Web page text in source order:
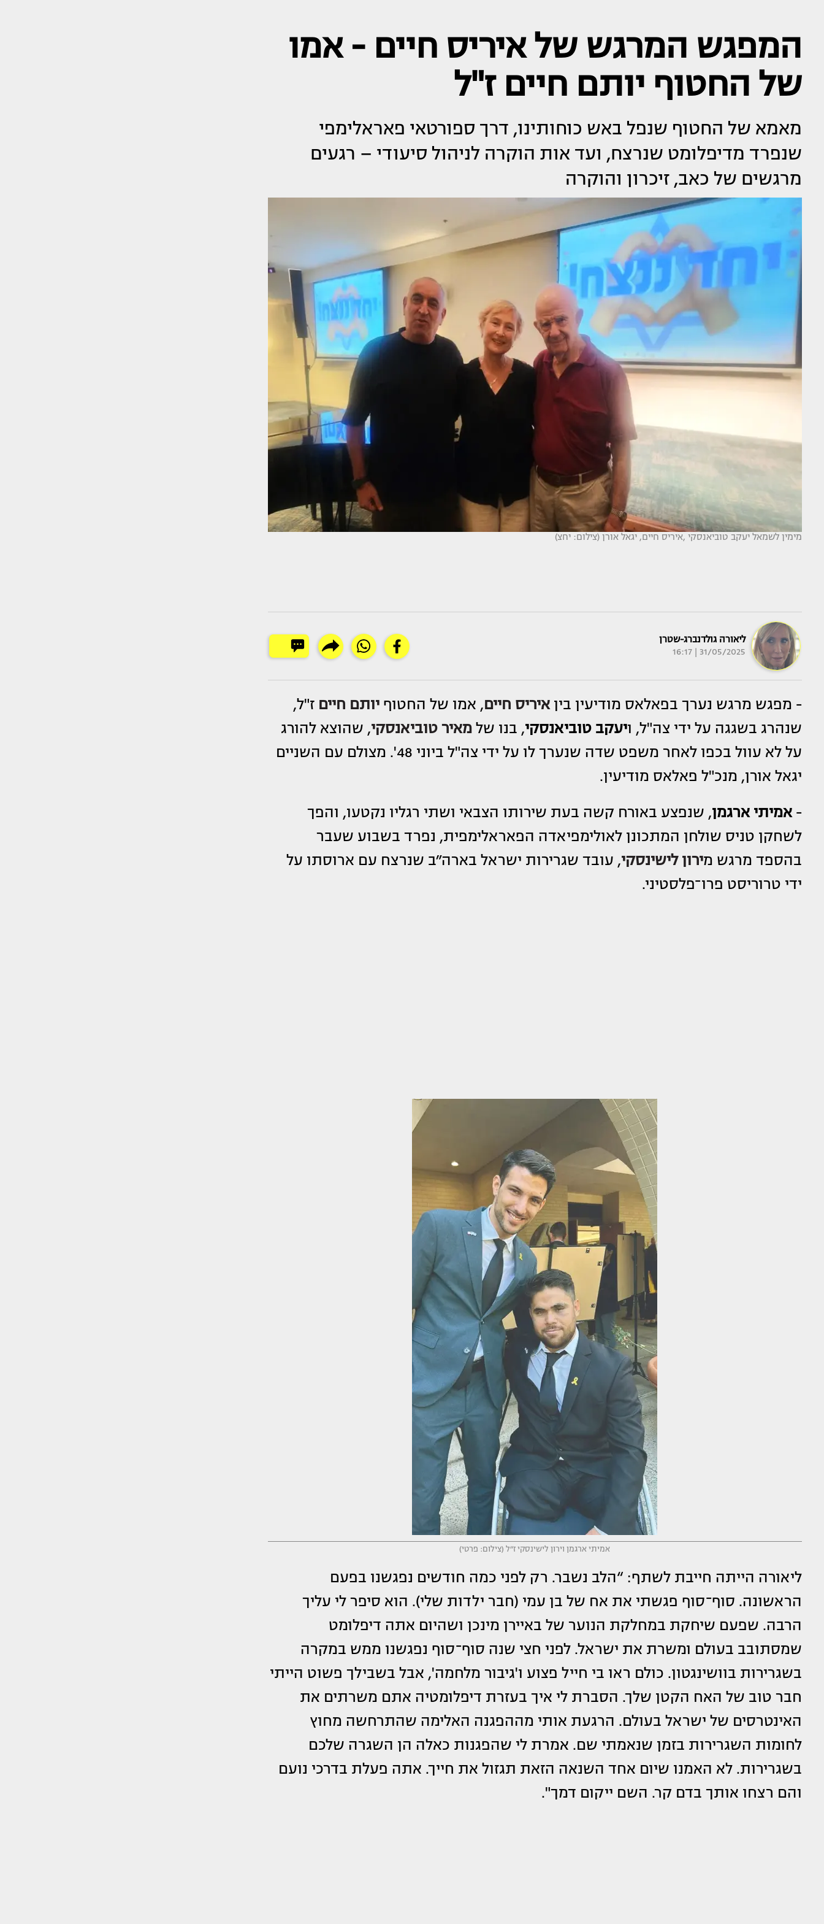
המפגש המרגש של איריס חיים - אמו
של החטוף יותם חיים ז"ל
מאמא של החטוף שנפל באש כוחותינו, דרך ספורטאי פאראלימפי
שנפרד מדיפלומט שנרצח, ועד אות הוקרה לניהול סיעודי – רגעים
מרגשים של כאב, זיכרון והוקרה
מימין לשמאל יעקב טוביאנסקי ,איריס חיים, יגאל אורן (צילום: יחצ)
ליאורה גולדנברג-שטרן
31/05/2025 | 16:17
- מפגש מרגש נערך בפאלאס מודיעין ביןאיריס חיים, אמו של החטוףיותם חיים ז"ל,
שנהרג בשגגה על ידי צה"ל, ויעקב טוביאנסקי, בנו שלמאיר טוביאנסקי, שהוצא להורג
על לא עוול בכפו לאחר משפט שדה שנערך לו על ידי צה"ל ביוני 48'. מצולם עם השניים
יגאל אורן, מנכ"ל פאלאס מודיעין.
-אמיתי ארגמן, שנפצע באורח קשה בעת שירותו הצבאי ושתי רגליו נקטעו, והפך
לשחקן טניס שולחן המתכונן לאולימפיאדה הפאראלימפית, נפרד בשבוע שעבר
בהספד מרגש מירון לישינסקי, עובד שגרירות ישראל בארה״ב שנרצח עם ארוסתו על
ידי טרוריסט פרו־פלסטיני.
אמיתי ארגמן וירון לישינסקי ז״ל (צילום: פרטי)
ליאורה הייתה חייבת לשתף: “הלב נשבר. רק לפני כמה חודשים נפגשנו בפעם
הראשונה. סוף־סוף פגשתי את אח של בן עמי (חבר ילדות שלי). הוא סיפר לי עליך
הרבה. שפעם שיחקת במחלקת הנוער של באיירן מינכן ושהיום אתה דיפלומט
שמסתובב בעולם ומשרת את ישראל. לפני חצי שנה סוף־סוף נפגשנו ממש במקרה
בשגרירות בוושינגטון. כולם ראו בי חייל פצוע ו'גיבור מלחמה', אבל בשבילך פשוט הייתי
חבר טוב של האח הקטן שלך. הסברת לי איך בעזרת דיפלומטיה אתם משרתים את
האינטרסים של ישראל בעולם. הרגעת אותי מההפגנה האלימה שהתרחשה מחוץ
לחומות השגרירות בזמן שנאמתי שם. אמרת לי שהפגנות כאלה הן השגרה שלכם
בשגרירות. לא האמנו שיום אחד השנאה הזאת תגזול את חייך. אתה פעלת בדרכי נועם
והם רצחו אותך בדם קר. השם ייקום דמך".